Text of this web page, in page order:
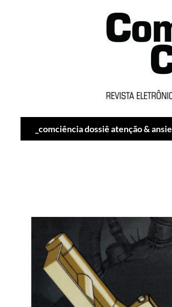
_comciência dossiê atenção &